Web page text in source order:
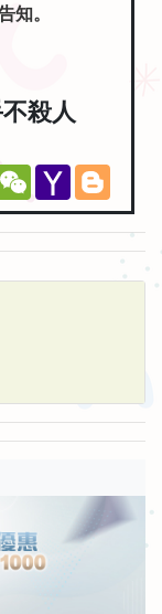
知。
殺人
WeChatYahoo
Mail